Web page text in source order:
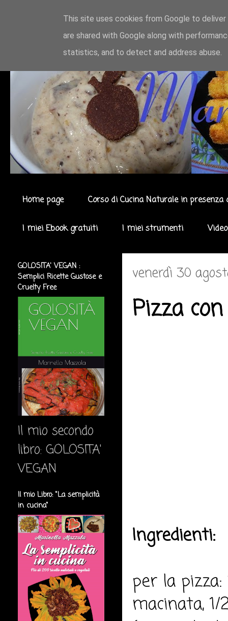
Home page Corso di Cucina Naturale in presenza
I miei Ebook gratuiti I miei strumenti
venerdì 30
Pizza
Ingredienti:
per la
macinata,
GOLOSITA' VEGAN :
Semplici Ricette Gustose e
Cruelty Free
Il mio secondo
libro: GOLOSITA'
VEGAN
Il mio Libro: "La semplicità
in cucina"
This site uses cookies from Google to
are shared with Google along with
statistics, and to detect and address abuse.